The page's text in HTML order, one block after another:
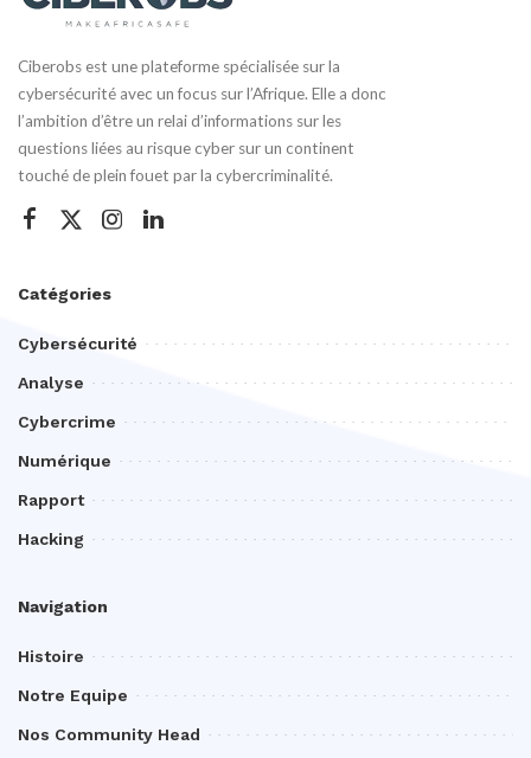
Ciberobs est une plateforme spécialisée sur la
cybersécurité avec un focus sur l’Afrique. Elle a donc
l’ambition d’être un relai d’informations sur les
questions liées au risque cyber sur un continent
touché de plein fouet par la cybercriminalité.
Catégories
Cybersécurité
Analyse
Cybercrime
Numérique
Rapport
Hacking
Navigation
Histoire
Notre Equipe
Nos Community Head